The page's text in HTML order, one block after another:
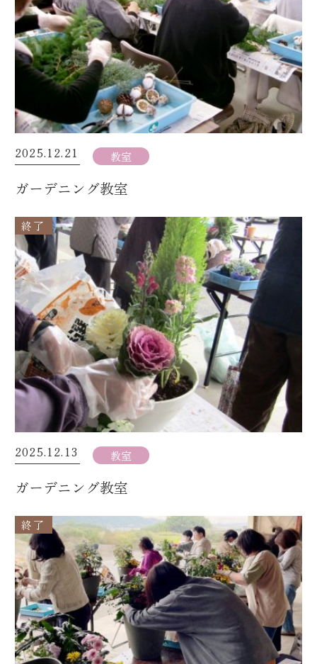
2025.12.21 教室
ガーデニング教室
終了
2025.12.13 教室
ガーデニング教室
終了